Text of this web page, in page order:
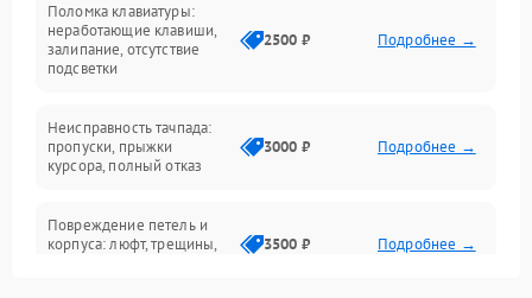
Интерфейсные проблемы
Батарея
Сеть и интернет
Поломка клавиатуры:
неработающие клавиши,
залипание, отсутствие
подсветки
2500 ₽ Подробнее →
Неисправность тачпада:
пропуски, прыжки
курсора, полный отказ
3000 ₽ Подробнее →
Повреждение петель и
корпуса: люфт, трещины,
3500 ₽ Подробнее →